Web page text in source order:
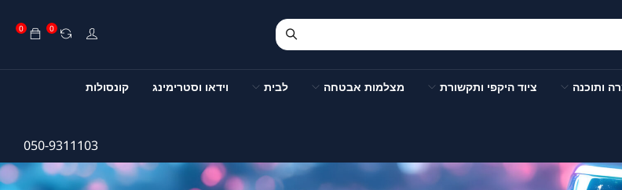
0 0
ותוכנה ציוד היקפי ותקשורת מצלמות אבטחה לבית וידאו וסטרימינג
קונסולות
050-9311103